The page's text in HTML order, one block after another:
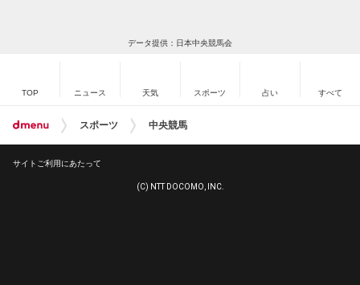
データ提供：日本中央競馬会
TOP ニュース 天気 スポーツ 占い すべて
スポーツ 中央競馬
サイトご利用にあたって
(C) NTT DOCOMO, INC.